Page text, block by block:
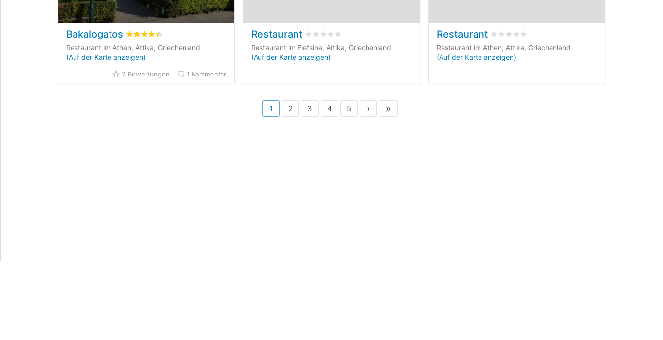
Bakalogatos bewertet4.3 Kundenbewertungen
Restaurant im Athen, Attika, Griechenland
(Auf der Karte anzeigen)
2 Bewertungen 1 Kommentar
Restaurant bewertet0 Kundenbewertungen
Restaurant im Elefsina, Attika, Griechenland
(Auf der Karte anzeigen)
Restaurant bewertet0
Restaurant im Athen, Attika, Griechenland
(Auf der Karte anzeigen)
1 2 3 4 5 › »